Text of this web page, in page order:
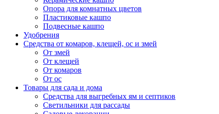
Опора для комнатных цветов
Пластиковые кашпо
Подвесные кашпо
Удобрения
Средства от комаров, клещей, ос и змей
От змей
От клещей
От комаров
От ос
Товары для сада и дома
Средства для выгребных ям и септиков
Светильники для рассады